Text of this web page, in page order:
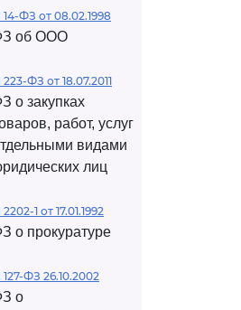
14-ФЗ от 08.02.1998
об ООО
223-ФЗ от 18.07.2011
о закупках
работ, услуг
видами
лиц
2202-1 от 17.01.1992
о прокуратуре
127-ФЗ 26.10.2002
о